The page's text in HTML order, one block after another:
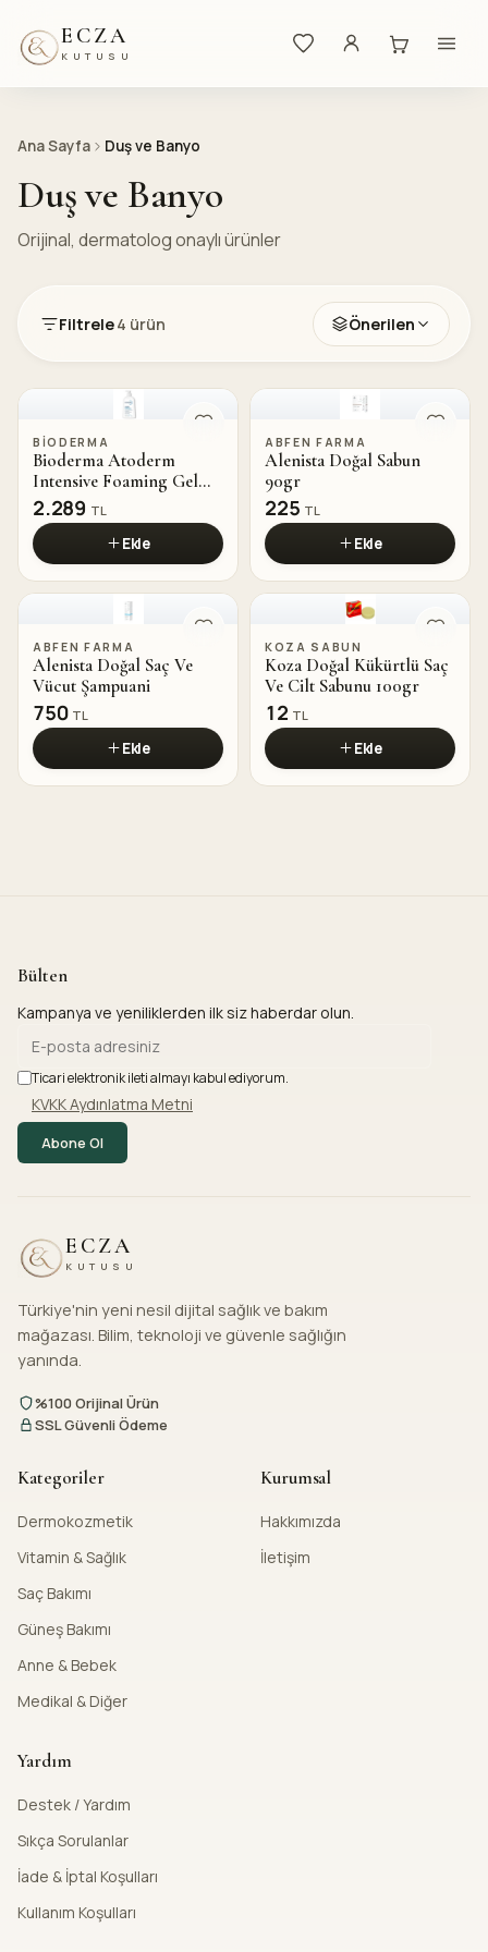
ECZA
KUTUSU
Ana Sayfa Duş ve Banyo
Duş ve Banyo
Orijinal, dermatolog onaylı ürünler
Filtrele4 ürün Önerilen
BIODERMA
Bioderma Atoderm
Intensive Foaming Gel
1000ml
2.289 TL
Ekle
ABFEN FARMA
Alenista Doğal Sabun
90gr
225 TL
Ekle
ABFEN FARMA
Alenista Doğal Saç Ve
Vücut Şampuani
750 TL
Ekle
KOZA SABUN
Koza Doğal Kükürtlü Saç
Ve Cilt Sabunu 100gr
12 TL
Ekle
Bülten
Kampanya ve yeniliklerden ilk siz haberdar olun.
Ticari elektronik ileti almayı kabul ediyorum.
KVKK Aydınlatma Metni
Abone Ol
ECZA
KUTUSU
Türkiye'nin yeni nesil dijital sağlık ve bakım
mağazası. Bilim, teknoloji ve güvenle sağlığın
yanında.
%100 Orijinal Ürün
SSL Güvenli Ödeme
Kategoriler
Dermokozmetik
Vitamin & Sağlık
Saç Bakımı
Güneş Bakımı
Anne & Bebek
Medikal & Diğer
Kurumsal
Hakkımızda
İletişim
Yardım
Destek / Yardım
Sıkça Sorulanlar
İade & İptal Koşulları
Kullanım Koşulları